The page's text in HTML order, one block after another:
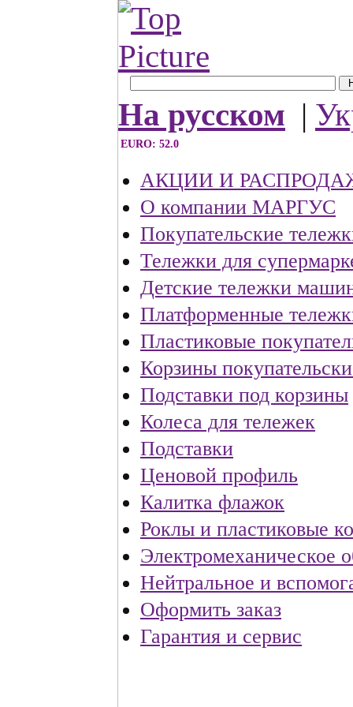
На русском |
EURO: 52.0
АКЦИИ И
О компании МАРГУС
Покупательские
Тележки для
Детские тележки
Платформенные
Пластиковые
Корзины
Подставки под корзины
Колеса для тележек
Подставки
Ценовой профиль
Калитка флажок
Роклы и пластиковые
Электромеханическое
Нейтральное и
Оформить заказ
Гарантия и сервис